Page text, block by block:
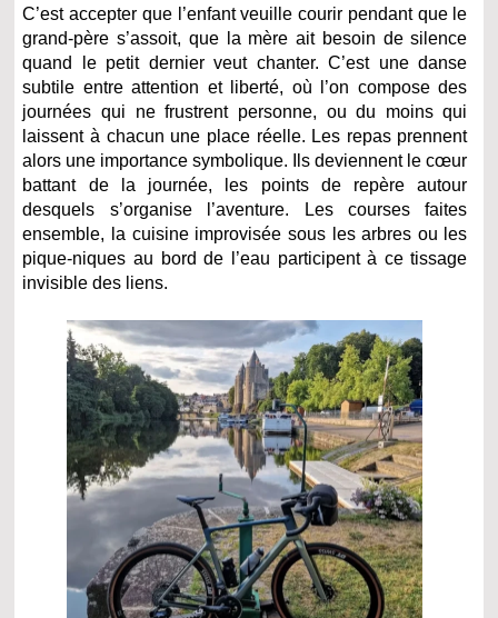
C’est accepter que l’enfant veuille courir pendant que le
grand-père s’assoit, que la mère ait besoin de silence
quand le petit dernier veut chanter. C’est une danse
subtile entre attention et liberté, où l’on compose des
journées qui ne frustrent personne, ou du moins qui
laissent à chacun une place réelle. Les repas prennent
alors une importance symbolique. Ils deviennent le cœur
battant de la journée, les points de repère autour
desquels s’organise l’aventure. Les courses faites
ensemble, la cuisine improvisée sous les arbres ou les
pique-niques au bord de l’eau participent à ce tissage
invisible des liens.